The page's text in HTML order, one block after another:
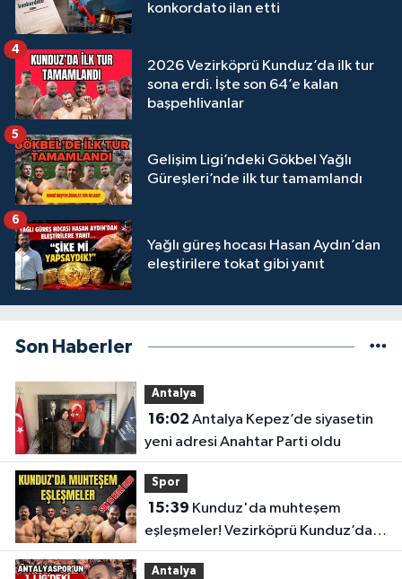
konkordato ilan etti
2026 Vezirköprü Kunduz’da ilk tur
sona erdi. İşte son 64’e kalan
başpehlivanlar
4
Gelişim Ligi’ndeki Gökbel Yağlı
Güreşleri’nde ilk tur tamamlandı
5
Yağlı güreş hocası Hasan Aydın’dan
eleştirilere tokat gibi yanıt
6
Son Haberler
Antalya
16:02
yeni adresi Anahtar Parti oldu
Spor
15:39
eşleşmeler! Vezirköprü Kunduz’da
nefesler tutuldu, son 16 belli oldu
Antalya